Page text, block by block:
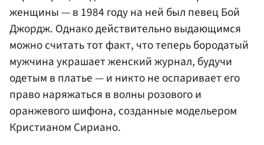
женщины — в 1984 году на ней был певец Бой
Джордж. Однако действительно выдающимся
можно считать тот факт, что теперь бородатый
мужчина украшает женский журнал, будучи
одетым в платье — и никто не оспаривает его
право наряжаться в волны розового и
оранжевого шифона, созданные модельером
Кристианом Сириано.